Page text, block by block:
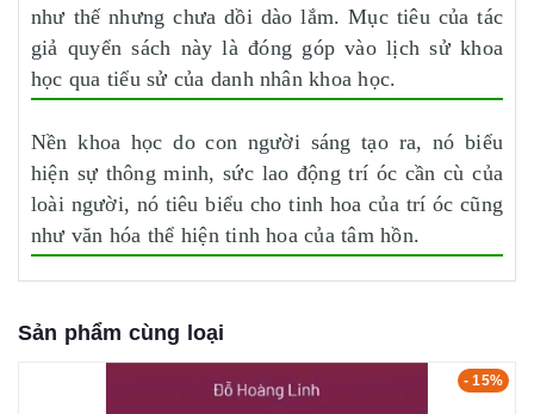
như thế nhưng chưa dồi dào lắm. Mục tiêu của tác
giả quyển sách này là đóng góp vào lịch sử khoa
học qua tiểu sử của danh nhân khoa học.
Nền khoa học do con người sáng tạo ra, nó biểu
hiện sự thông minh, sức lao động trí óc cần cù của
loài người, nó tiêu biểu cho tinh hoa của trí óc cũng
như văn hóa thể hiện tinh hoa của tâm hồn.
Sản phẩm cùng loại
- 15%